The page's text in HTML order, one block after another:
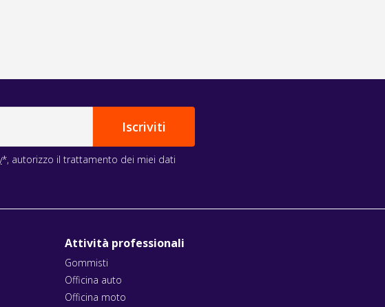
*, autorizzo il trattamento dei miei dati
Attività professionali
Gommisti
Officina auto
Officina moto